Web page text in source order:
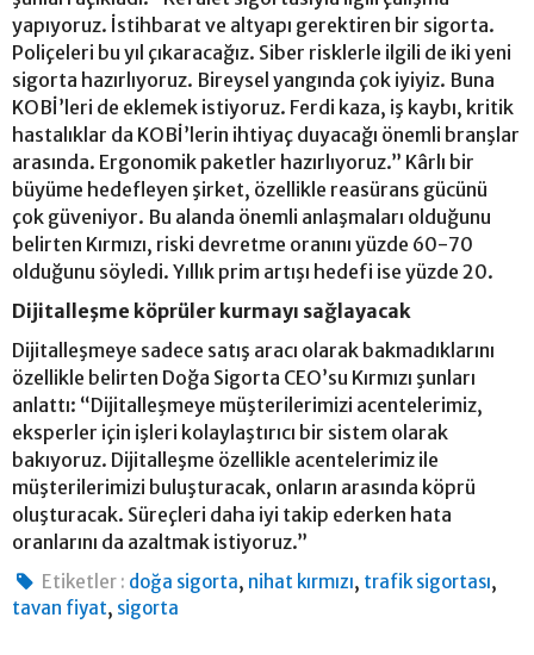
yapıyoruz. İstihbarat ve altyapı gerektiren bir sigorta.
Poliçeleri bu yıl çıkaracağız. Siber risklerle ilgili de iki yeni
sigorta hazırlıyoruz. Bireysel yangında çok iyiyiz. Buna
KOBİ’leri de eklemek istiyoruz. Ferdi kaza, iş kaybı, kritik
hastalıklar da KOBİ’lerin ihtiyaç duyacağı önemli branşlar
arasında. Ergonomik paketler hazırlıyoruz.” Kârlı bir
büyüme hedefleyen şirket, özellikle reasürans gücünü
çok güveniyor. Bu alanda önemli anlaşmaları olduğunu
belirten Kırmızı, riski devretme oranını yüzde 60-70
olduğunu söyledi. Yıllık prim artışı hedefi ise yüzde 20.
Dijitalleşme köprüler kurmayı sağlayacak
Dijitalleşmeye sadece satış aracı olarak bakmadıklarını
özellikle belirten Doğa Sigorta CEO’su Kırmızı şunları
anlattı: “Dijitalleşmeye müşterilerimizi acentelerimiz,
eksperler için işleri kolaylaştırıcı bir sistem olarak
bakıyoruz. Dijitalleşme özellikle acentelerimiz ile
müşterilerimizi buluşturacak, onların arasında köprü
oluşturacak. Süreçleri daha iyi takip ederken hata
oranlarını da azaltmak istiyoruz.”
Etiketler : doğa sigorta, nihat kırmızı, trafik sigortası,
tavan fiyat, sigorta